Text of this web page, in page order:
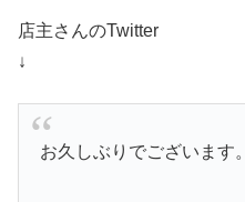
店主さんのTwitter
↓
お久しぶりでございます。